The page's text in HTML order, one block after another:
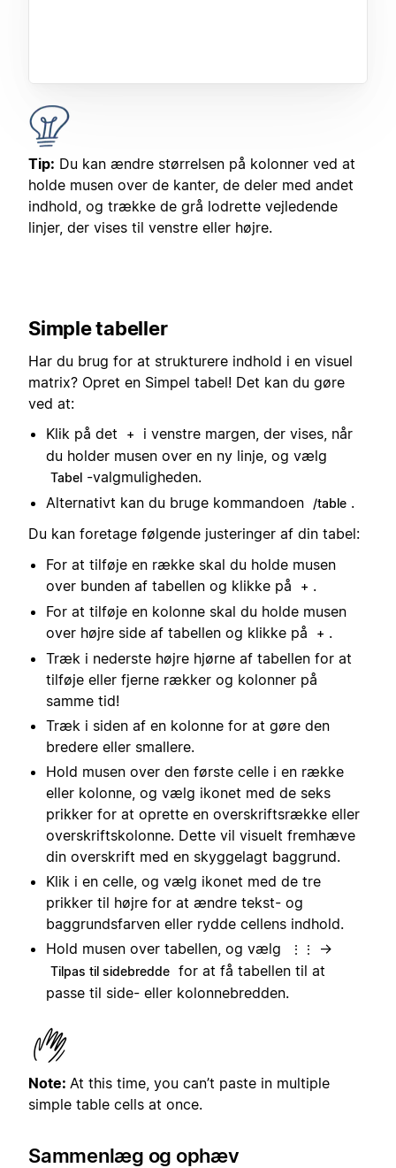
Tip: Du kan ændre størrelsen på kolonner ved at
holde musen over de kanter, de deler med andet
indhold, og trække de grå lodrette vejledende
linjer, der vises til venstre eller højre.
Simple tabeller
Har du brug for at strukturere indhold i en visuel
matrix? Opret en Simpel tabel! Det kan du gøre
ved at:
Klik på det
+
i venstre margen, der vises, når
du holder musen over en ny linje, og vælg
Tabel -valgmuligheden.
Alternativt kan du bruge kommandoen
/table .
Du kan foretage følgende justeringer af din tabel:
For at tilføje en række skal du holde musen
over bunden af tabellen og klikke på
+ .
For at tilføje en kolonne skal du holde musen
over højre side af tabellen og klikke på
+ .
Træk i nederste højre hjørne af tabellen for at
tilføje eller fjerne rækker og kolonner på
samme tid!
Træk i siden af en kolonne for at gøre den
bredere eller smallere.
Hold musen over den første celle i en række
eller kolonne, og vælg ikonet med de seks
prikker for at oprette en overskriftsrække eller
overskriftskolonne. Dette vil visuelt fremhæve
din overskrift med en skyggelagt baggrund.
Klik i en celle, og vælg ikonet med de tre
prikker til højre for at ændre tekst- og
baggrundsfarven eller rydde cellens indhold.
Hold musen over tabellen, og vælg
⋮⋮ →
Tilpas til sidebredde for at få tabellen til at
passe til side- eller kolonnebredden.
Note: At this time, you can’t paste in multiple
simple table cells at once.
Sammenlæg og ophæv